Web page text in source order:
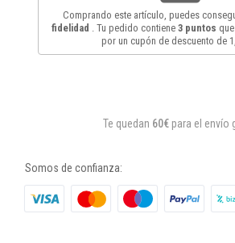
Comprando este artículo, puedes
fidelidad
. Tu pedido contiene 3 puntos
por un cupón de descuento de
Te quedan 60€ para el envío
Somos de confianza: